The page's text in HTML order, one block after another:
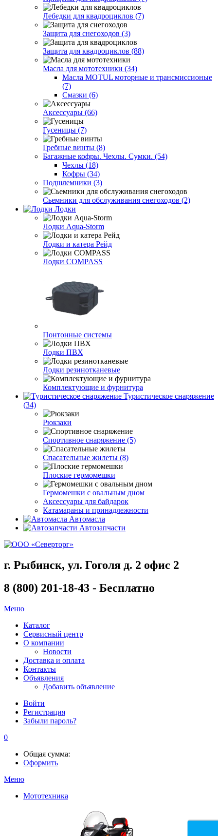
Лебедки для квадроциклов (7)
Защита для снегоходов (3)
Защита для квадроциклов (88)
Масла для мототехники (34)
Масла MOTUL моторные и трансмиссионые
(7)
Смазки (6)
Аксессуары (66)
Гусеницы (7)
Гребные винты (8)
Багажные кофры. Чехлы. Сумки. (54)
Чехлы (18)
Кофры (34)
Подшлемники (3)
Сьемники для обслуживания снегоходов (2)
Лодки
Лодки Aqua-Storm
Лодки и катера Рейд
Лодки COMPASS
Понтонные системы
Лодки ПВХ
Лодки резинотканевые
Комплектующие и фурнитура
Туристическое снаряжение
(34)
Рюкзаки
Спортивное снаряжение (5)
Спасательные жилеты (8)
Плоские гермомешки
Гермомешки с овальным дном
Аксессуары для байдарок
Катамараны и принадлежности
Автомасла
Автозапчасти
г. Рыбинск, ул. Гоголя д. 2 офис 2
8 (800) 201-18-43 - Бесплатно
Меню
Каталог
Сервисный центр
О компании
Новости
Доставка и оплата
Контакты
Объявления
Добавить объявление
Войти
Регистрация
Забыли пароль?
0
Общая сумма:
Оформить
Меню
Мототехника